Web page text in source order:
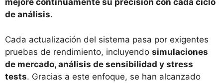
mejore continuamente su precisión con cada ciclo
de análisis.
Cada actualización del sistema pasa por exigentes
pruebas de rendimiento, incluyendo simulaciones
de mercado, análisis de sensibilidad y stress
tests. Gracias a este enfoque, se han alcanzado